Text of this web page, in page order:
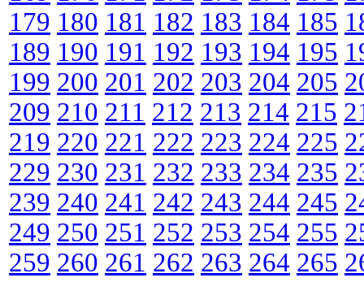
179 180 181 182 183 184 185
189 190 191 192 193 194 195
199 200 201 202 203 204 205
209 210 211 212 213 214 215
219 220 221 222 223 224 225
229 230 231 232 233 234 235
239 240 241 242 243 244 245
249 250 251 252 253 254 255
259 260 261 262 263 264 265